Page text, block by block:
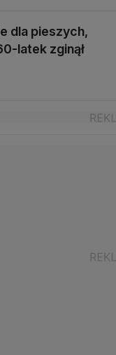
dla pieszych,
latek zginął